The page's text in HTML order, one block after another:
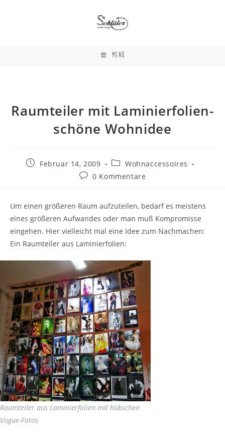
MENÜ
Raumteiler mit Laminierfolien-
schöne Wohnidee
BeitragFebruar 14, 2009
Beitrags-
Kategorie:
Wohnaccessoires
Beitrags-
0 Kommentare
Um einen größeren Raum aufzuteilen, bedarf es meistens
eines größeren Aufwandes oder man muß Kompromisse
eingehen. Hier vielleicht mal eine Idee zum Nachmachen:
Ein Raumteiler aus Laminierfolien:
Raumteiler aus Laminierfolien mit hübschen
Vogue-Fotos